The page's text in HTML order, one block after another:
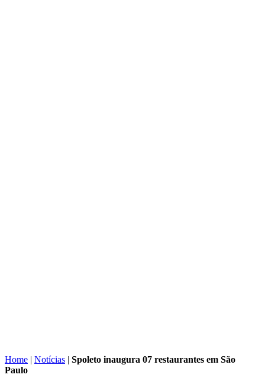
Home | Notícias | Spoleto inaugura 07 restaurantes em São
Paulo